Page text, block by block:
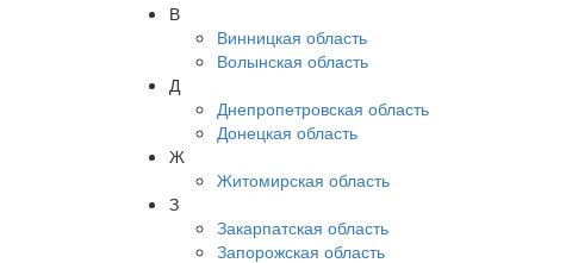
В
Винницкая область
Волынская область
Д
Днепропетровская область
Донецкая область
Ж
Житомирская область
З
Закарпатская область
Запорожская область